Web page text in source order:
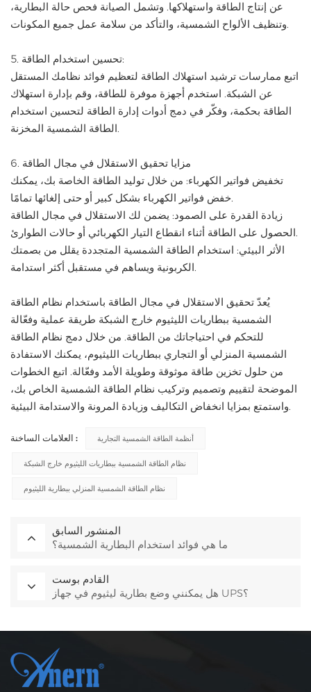
عن إنتاج الطاقة واستهلاكها. وتشمل الصيانة فحص حالة البطارية،
وتنظيف الألواح الشمسية، والتأكد من سلامة عمل جميع المكونات.
5. تحسين استخدام الطاقة:
اتبع ممارسات ترشيد استهلاك الطاقة لتعظيم فوائد نظامك المستقل
عن الشبكة. استخدم أجهزة موفرة للطاقة، وقم بإدارة استهلاك
الطاقة بحكمة، وفكّر في دمج أدوات إدارة الطاقة لتحسين استخدام
الطاقة الشمسية المخزنة.
6. مزايا تحقيق الاستقلال في مجال الطاقة
تخفيض فواتير الكهرباء: من خلال توليد الطاقة الخاصة بك، يمكنك
خفض فواتير الكهرباء بشكل كبير أو حتى إلغائها تمامًا.
زيادة القدرة على الصمود: يضمن لك الاستقلال في مجال الطاقة
الحصول على الطاقة أثناء انقطاع التيار الكهربائي أو حالات الطوارئ.
الأثر البيئي: استخدام الطاقة الشمسية المتجددة يقلل من بصمتك
الكربونية ويساهم في مستقبل أكثر استدامة.
يُعدّ تحقيق الاستقلال في مجال الطاقة باستخدام نظام الطاقة
الشمسية ببطاريات الليثيوم خارج الشبكة طريقة عملية وفعّالة
للتحكم في احتياجاتك من الطاقة. من خلال دمج نظام الطاقة
الشمسية المنزلي أو التجاري ببطاريات الليثيوم، يمكنك الاستفادة
من حلول تخزين طاقة موثوقة وطويلة الأمد وفعّالة. اتبع الخطوات
الموضحة لتقييم وتصميم وتركيب نظام الطاقة الشمسية الخاص بك،
واستمتع بمزايا انخفاض التكاليف وزيادة المرونة والاستدامة البيئية.
العلامات الساخنة : أنظمة الطاقة الشمسية التجارية
نظام الطاقة الشمسية ببطاريات الليثيوم خارج الشبكة
نظام الطاقة الشمسية المنزلي ببطارية الليثيوم
المنشور السابق
ما هي فوائد استخدام البطارية الشمسية؟
القادم بوست
هل يمكنني وضع بطارية ليثيوم في جهاز UPS؟